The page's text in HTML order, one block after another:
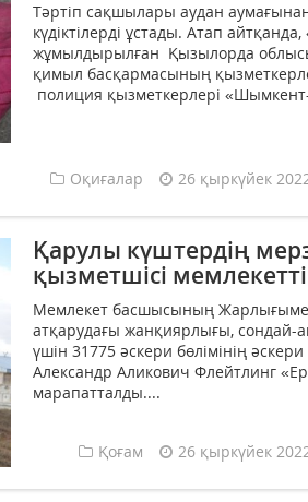
Тәртіп сақшылары аудан
күдіктілерді ұстады. Атап
жұмылдырылған Қызылорда
қимыл басқармасының
полиция қызметкерлері
Оқиғалар 26 қыркүйек
Қарулы күштердің
қызметшісі
Мемлекет басшысының
атқарудағы жанқиярлығы, сондай-
үшін 31775 әскери бөлімінің
Александр Аликович Флейтлинг
марапатталды....
Қоғам 26 қыркүйек